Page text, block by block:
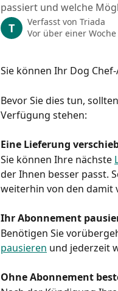
passiert und welche
T Verfasst von Triada
Vor über einer
Sie können Ihr Dog
Bevor Sie dies tun,
Verfügung stehen:
Eine Lieferung
Sie können Ihre nächste
der Ihnen besser passt.
weiterhin von den damit
Ihr Abonnement
Benötigen Sie
pausieren und jederzeit
Ohne Abonnement